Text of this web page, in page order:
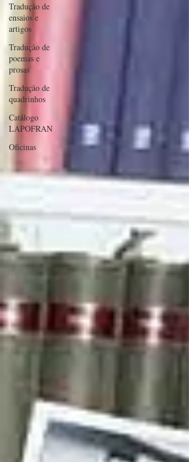
Tradução de
ensaios e
artigos
Tradução de
poemas e
prosas
Tradução de
quadrinhos
Catálogo
LAPOFRAN
Oficinas